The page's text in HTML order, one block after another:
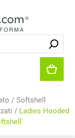
/ Softshell
/ Ladies Hooded